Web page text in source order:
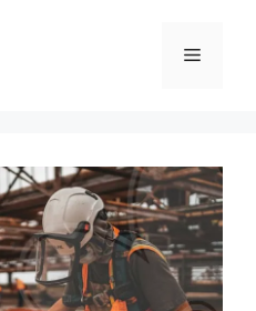
메